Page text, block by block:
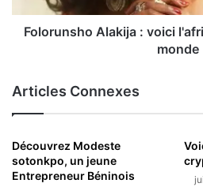
Folorunsho Alakija : voici
monde
Articles Connexes
Découvrez Modeste
sotonkpo, un jeune
Entrepreneur Béninois